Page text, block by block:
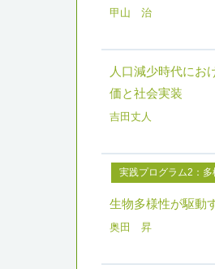
甲山 治
人口減少時代にお
価と社会実装
吉田丈人
実践プログラム2：
生物多様性が駆動
奥田 昇